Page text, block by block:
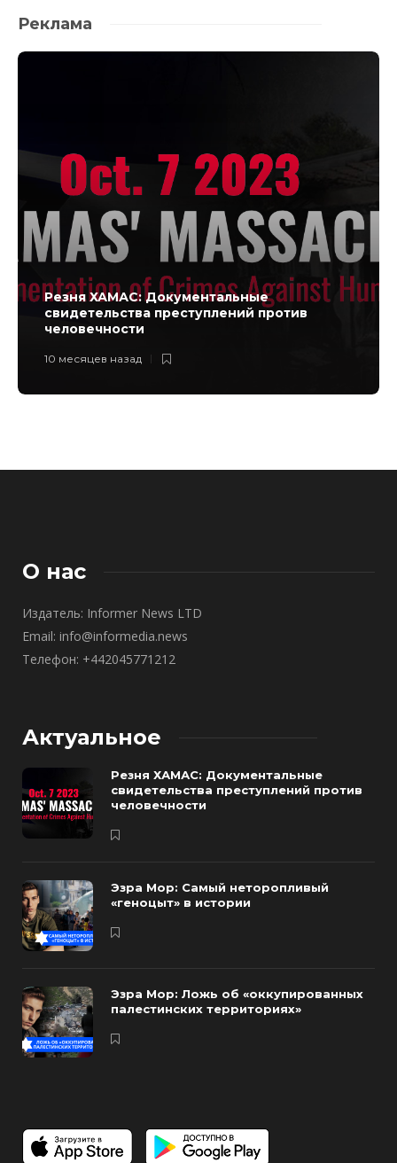
Реклама
Резня ХАМАС: Документальные
свидетельства преступлений против
человечности
10 месяцев назад
О нас
Издатель: Informer News LTD
Email: info@informedia.news
Телефон: +442045771212
Актуальное
Резня ХАМАС: Документальные
свидетельства преступлений против
человечности
Эзра Мор: Самый неторопливый
«геноцыт» в истории
Эзра Мор: Ложь об «оккупированных
палестинских территориях»